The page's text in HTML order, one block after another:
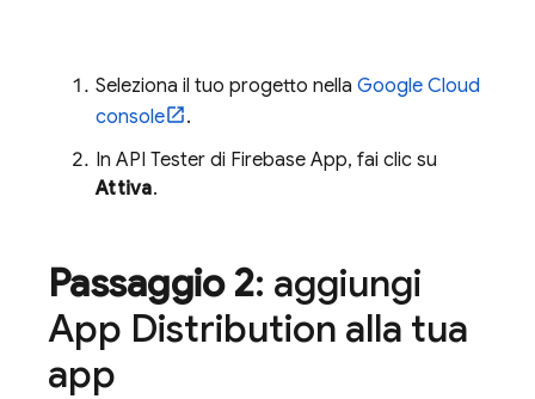
Seleziona il tuo progetto nella Google Cloud
console
.
In API Tester di Firebase App, fai clic su
Attiva.
Passaggio 2: aggiungi
App Distribution alla tua
app